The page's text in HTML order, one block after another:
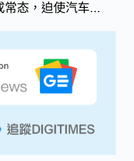
常态，迫使汽车...